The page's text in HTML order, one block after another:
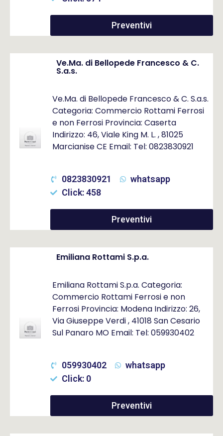
Preventivi
Ve.Ma. di Bellopede Francesco & C.
S.a.s.
Ve.Ma. di Bellopede Francesco & C. S.a.s.
Categoria: Commercio Rottami Ferrosi
e non Ferrosi Provincia: Caserta
Indirizzo: 46, Viale King M. L. , 81025
Marcianise CE Email: Tel: 0823830921
0823830921
whatsapp
Click: 458
Preventivi
Emiliana Rottami S.p.a.
Emiliana Rottami S.p.a. Categoria:
Commercio Rottami Ferrosi e non
Ferrosi Provincia: Modena Indirizzo: 26,
Via Giuseppe Verdi , 41018 San Cesario
Sul Panaro MO Email: Tel: 059930402
059930402
whatsapp
Click: 0
Preventivi